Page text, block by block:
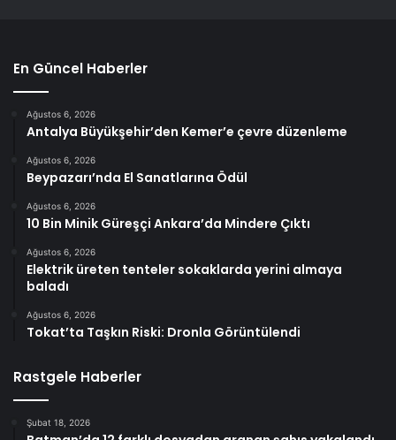
En Güncel Haberler
Ağustos 6, 2026
Antalya Büyükşehir’den Kemer’e çevre düzenleme
Ağustos 6, 2026
Beypazarı’nda El Sanatlarına Ödül
Ağustos 6, 2026
10 Bin Minik Güreşçi Ankara’da Mindere Çıktı
Ağustos 6, 2026
Elektrik üreten tenteler sokaklarda yerini almaya
baladı
Ağustos 6, 2026
Tokat’ta Taşkın Riski: Dronla Görüntülendi
Rastgele Haberler
Şubat 18, 2026